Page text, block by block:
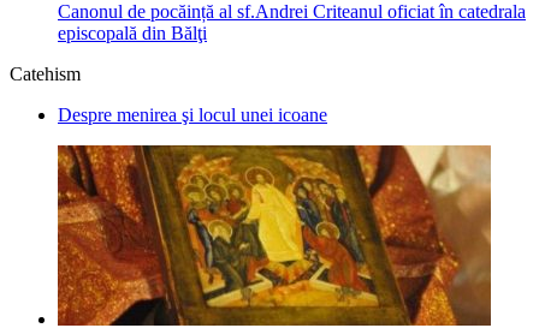
Canonul de pocăință al sf.Andrei Criteanul oficiat în catedrala
episcopală din Bălţi
Catehism
Despre menirea şi locul unei icoane